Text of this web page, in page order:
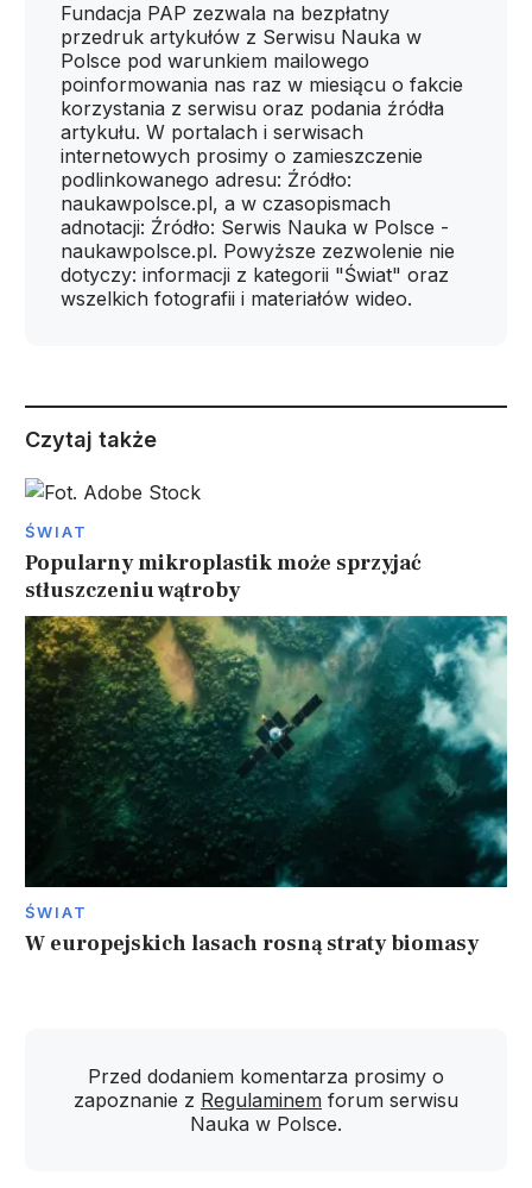
Fundacja PAP zezwala na bezpłatny
przedruk artykułów z Serwisu Nauka w
Polsce pod warunkiem mailowego
poinformowania nas raz w miesiącu o fakcie
korzystania z serwisu oraz podania źródła
artykułu. W portalach i serwisach
internetowych prosimy o zamieszczenie
podlinkowanego adresu: Źródło:
naukawpolsce.pl, a w czasopismach
adnotacji: Źródło: Serwis Nauka w Polsce -
naukawpolsce.pl. Powyższe zezwolenie nie
dotyczy: informacji z kategorii "Świat" oraz
wszelkich fotografii i materiałów wideo.
Czytaj także
ŚWIAT
Popularny mikroplastik może sprzyjać
stłuszczeniu wątroby
ŚWIAT
W europejskich lasach rosną straty biomasy
Przed dodaniem komentarza prosimy o
zapoznanie z Regulaminem forum serwisu
Nauka w Polsce.